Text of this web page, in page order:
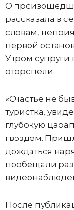
О
рассказала в
словам,
первой
Утром
оторопели.
«Счастье не
туристка,
глубокую
гвоздем.
дождаться
пообещали
После